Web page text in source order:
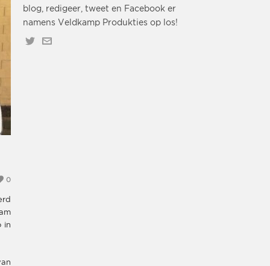
0
in
blog, redigeer, tweet en Facebook er
namens Veldkamp Produkties op los!